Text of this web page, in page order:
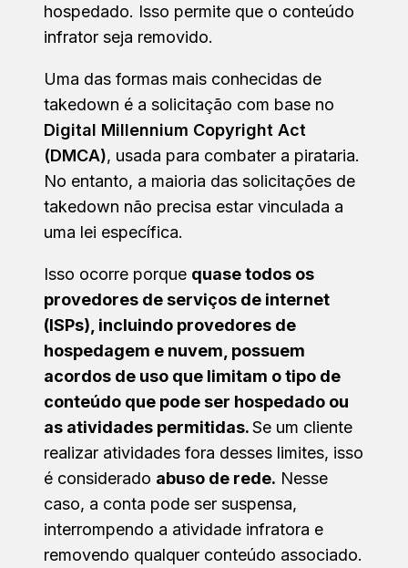
hospedado. Isso permite que o conteúdo
infrator seja removido.
Uma das formas mais conhecidas de
takedown é a solicitação com base no
Digital Millennium Copyright Act
(DMCA), usada para combater a pirataria.
No entanto, a maioria das solicitações de
takedown não precisa estar vinculada a
uma lei específica.
Isso ocorre porque quase todos os
provedores de serviços de internet
(ISPs), incluindo provedores de
hospedagem e nuvem, possuem
acordos de uso que limitam o tipo de
conteúdo que pode ser hospedado ou
as atividades permitidas.Se um cliente
realizar atividades fora desses limites, isso
é considerado abuso de rede. Nesse
caso, a conta pode ser suspensa,
interrompendo a atividade infratora e
removendo qualquer conteúdo associado.